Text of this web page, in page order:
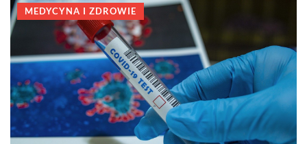
MEDYCYNA I ZDROWIE